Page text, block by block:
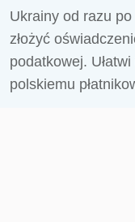
Ukrainy od razu
złożyć
podatkowej.
polskiemu